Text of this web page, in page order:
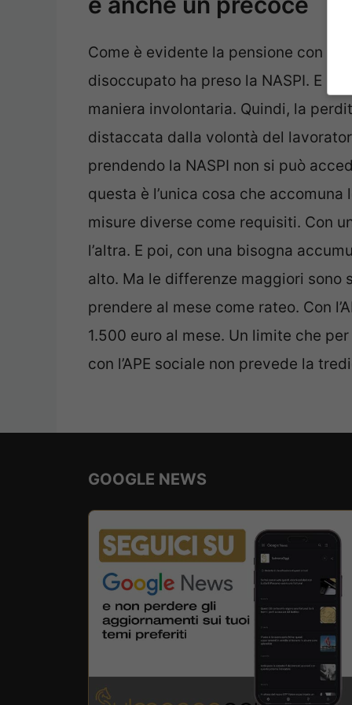
Come è evidente la pensione con
disoccupato ha preso la NASPI. E
maniera involontaria. Quindi, la
distaccata dalla volontà del
prendendo la NASPI non si può
questa è l’unica cosa che
misure diverse come requisiti. Con
l’altra. E poi, con una bisogna
alto. Ma le differenze maggiori sono
prendere al mese come rateo. Con
1.500 euro al mese. Un limite che
con l’APE sociale non prevede la
GOOGLE NEWS